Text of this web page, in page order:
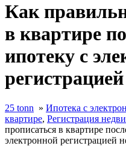
Как
в квартире
ипотеку с
25 tonn » Ипотека с
квартире, Регистрация
прописаться в квартире
электронной регистрацией